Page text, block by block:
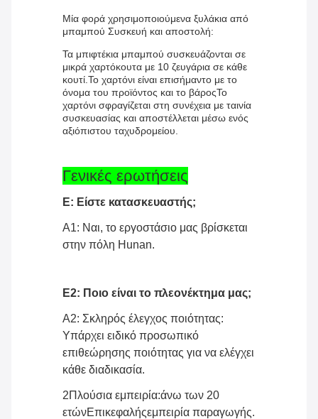
Μία φορά χρησιμοποιούμενα ξυλάκια από
μπαμπού Συσκευή και αποστολή:
Τα μπιφτέκια μπαμπού συσκευάζονται σε
μικρά χαρτόκουτα με 10 ζευγάρια σε κάθε
κουτί.Το χαρτόνι είναι επισήμαντο με το
όνομα του προϊόντος και το βάροςΤο
χαρτόνι σφραγίζεται στη συνέχεια με ταινία
συσκευασίας και αποστέλλεται μέσω ενός
αξιόπιστου ταχυδρομείου.
Γενικές ερωτήσεις
Ε: Είστε κατασκευαστής;
Α1: Ναι, το εργοστάσιο μας βρίσκεται
στην πόλη Hunan.
Ε2: Ποιο είναι το πλεονέκτημα μας;
Α2: Σκληρός έλεγχος ποιότητας:
Υπάρχει ειδικό προσωπικό
επιθεώρησης ποιότητας για να ελέγχει
κάθε διαδικασία.
2Πλούσια εμπειρία:άνω των 20
ετώνΕπικεφαλήςεμπειρία παραγωγής.